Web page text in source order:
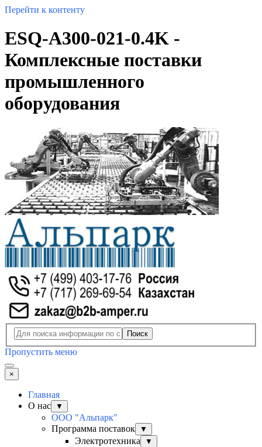
Перейти к контенту
ESQ-A300-021-0.4K -
Комплексные поставки
промышленного
оборудования
Поиск
Пропустить меню
×
Главная
О нас
▼
ООО "Альпарк"
Программа поставок
▼
Электротехника ▼